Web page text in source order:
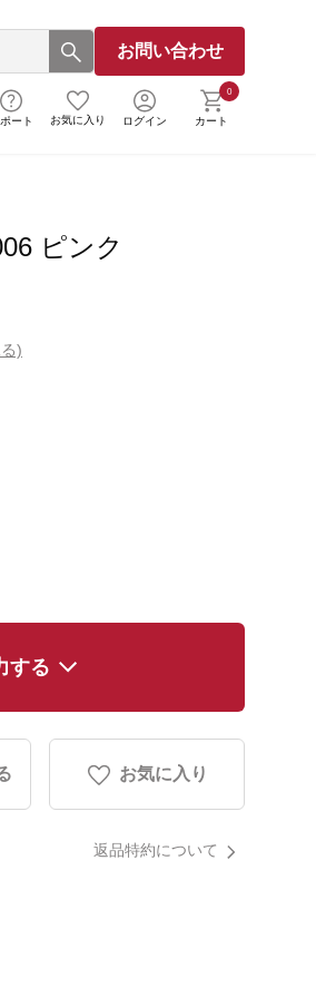
お問い合わせ
ート お気に入り ログイン
0
カート
ピンク
)
する
お気に入り
返品特約について